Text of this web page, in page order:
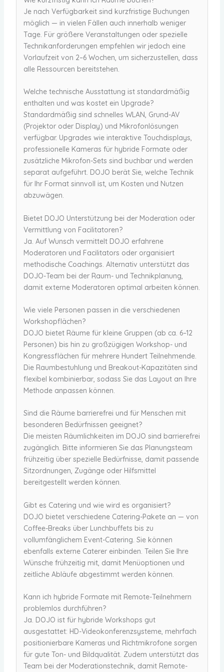
Je nach Verfügbarkeit sind kurzfristige Buchungen
möglich — in vielen Fällen auch innerhalb weniger
Tage. Für größere Veranstaltungen oder spezielle
Technikanforderungen empfehlen wir jedoch eine
Vorlaufzeit von 2–6 Wochen, um sicherzustellen, dass
alle Ressourcen bereitstehen.
Welche technische Ausstattung ist standardmäßig
enthalten und was kostet ein Upgrade?
Standardmäßig sind schnelles WLAN, Grund-AV
(Projektor oder Display) und Mikrofonlösungen
verfügbar. Upgrades wie interaktive Touchdisplays,
professionelle Kameras für hybride Formate oder
zusätzliche Mikrofon-Sets sind buchbar und werden
separat aufgeführt. DOJO berät Sie, welche Technik
für Ihr Format sinnvoll ist, um Kosten und Nutzen
abzuwägen.
Bietet DOJO Unterstützung bei der Moderation oder
Vermittlung von Facilitatoren?
Ja. Auf Wunsch vermittelt DOJO erfahrene
Moderatoren und Facilitators oder organisiert
methodische Coachings. Alternativ unterstützt das
DOJO-Team bei der Raum- und Technikplanung,
damit externe Moderatoren optimal arbeiten können.
Wie viele Personen passen in die verschiedenen
Workshopflächen?
DOJO bietet Räume für kleine Gruppen (ab ca. 6–12
Personen) bis hin zu großzügigen Workshop- und
Kongressflächen für mehrere Hundert Teilnehmende.
Die Raumbestuhlung und Breakout-Kapazitäten sind
flexibel kombinierbar, sodass Sie das Layout an Ihre
Methode anpassen können.
Sind die Räume barrierefrei und für Menschen mit
besonderen Bedürfnissen geeignet?
Die meisten Räumlichkeiten im DOJO sind barrierefrei
zugänglich. Bitte informieren Sie das Planungsteam
frühzeitig über spezielle Bedürfnisse, damit passende
Sitzordnungen, Zugänge oder Hilfsmittel
bereitgestellt werden können.
Gibt es Catering und wie wird es organisiert?
DOJO bietet verschiedene Catering-Pakete an — von
Coffee-Breaks über Lunchbuffets bis zu
vollumfänglichem Event-Catering. Sie können
ebenfalls externe Caterer einbinden. Teilen Sie Ihre
Wünsche frühzeitig mit, damit Menüoptionen und
zeitliche Abläufe abgestimmt werden können.
Kann ich hybride Formate mit Remote-Teilnehmern
problemlos durchführen?
Ja. DOJO ist für hybride Workshops gut
ausgestattet: HD-Videokonferenzsysteme, mehrfach
positionierbare Kameras und Richtmikrofone sorgen
für gute Ton- und Bildqualität. Zudem unterstützt das
Team bei der Moderationstechnik, damit Remote-